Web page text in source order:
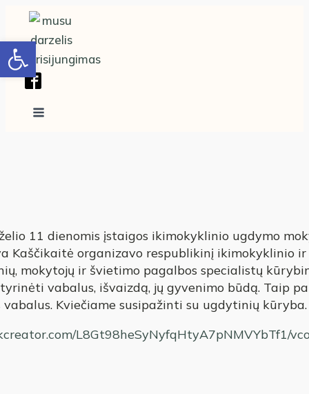
11 dienomis įstaigos ikimokyklinio ugdymo
Kaščikaitė organizavo respublikinį ikimokyklinio
mokytojų ir švietimo pagalbos specialistų
tyrinėti vabalus, išvaizdą, jų gyvenimo būdą. Taip
Kviečiame susipažinti su ugdytinių
L8Gt98heSyNyfqHtyA7pNMVYbTf1/
Open toolbar